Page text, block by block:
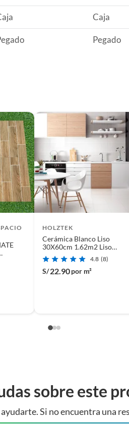
Caja
Pegado
HOLZTEK
Cerámica Blanco Liso
30X60cm 1.62m2 Liso
Hexagonal Blanco4.8 (8)
S/22.90por m²
sobre este
Si no encuentra una